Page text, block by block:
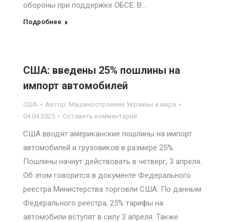
обороны при поддержке ОБСЕ. В…
Подробнее
США: введены 25% пошлины на
импорт автомобилей
США Автор: Машиностроение Украины и мира
04.04.2025
Оставить комментарий
США вводят американские пошлины на импорт
автомобилей и грузовиков в размере 25%.
Пошлины начнут действовать в четверг, 3 апреля.
Об этом говорится в документе Федерального
реестра Министерства торговли США. По данным
Федерального реестра, 25% тарифы на
автомобили вступят в силу 3 апреля. Также